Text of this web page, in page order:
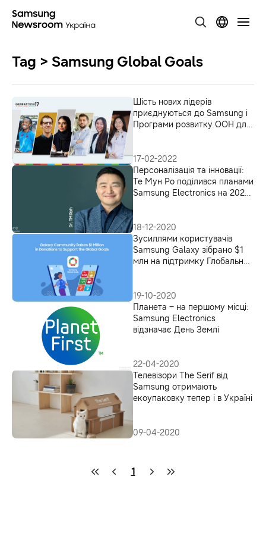
Tag > Samsung Global Goals
Шість нових лідерів
приєднуються до Samsung і
Програми розвитку ООН для
17-02-2022
Персоналізація та інновації:
Те Мун Ро поділився планами
Samsung Electronics на 2021
18-12-2020
Зусиллями користувачів
Samsung Galaxy зібрано $1
млн на підтримку Глобальних
19-10-2020
Планета – на першому місці:
Samsung Electronics
відзначає День Землі
22-04-2020
Телевізори The Serif від
Samsung отримають
екоупаковку тепер і в Україні
09-04-2020
1